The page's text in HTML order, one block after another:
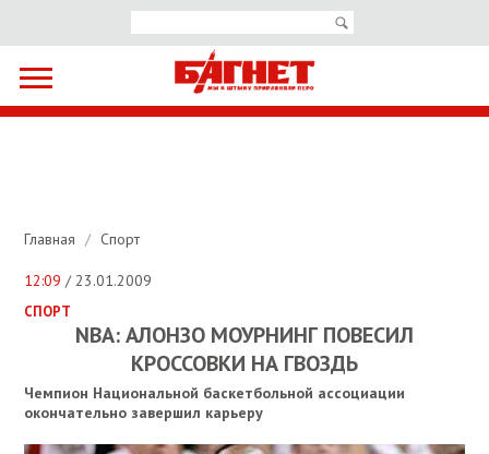
Главная / Спорт
12:09 / 23.01.2009
СПОРТ
NBA: АЛОНЗО МОУРНИНГ ПОВЕСИЛ
КРОССОВКИ НА ГВОЗДЬ
Чемпион Национальной баскетбольной ассоциации
окончательно завершил карьеру